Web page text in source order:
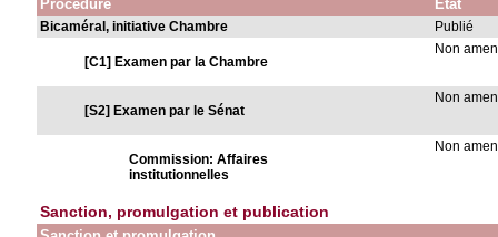
Procédure Etat
Bicaméral, initiative Chambre Publié
[C1] Examen par la Chambre
Non
[S2] Examen par le Sénat
Non
Commission: Affaires
institutionnelles
Non
Sanction, promulgation et publication